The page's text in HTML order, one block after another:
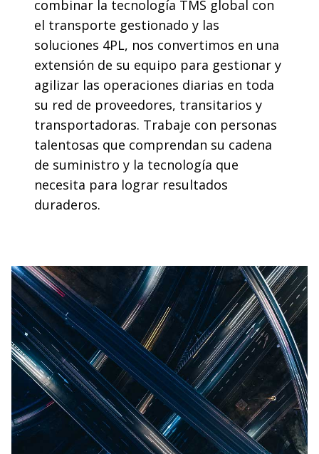
combinar la tecnología TMS global con
el transporte gestionado y las
soluciones 4PL, nos convertimos en una
extensión de su equipo para gestionar y
agilizar las operaciones diarias en toda
su red de proveedores, transitarios y
transportadoras. Trabaje con personas
talentosas que comprendan su cadena
de suministro y la tecnología que
necesita para lograr resultados
duraderos.